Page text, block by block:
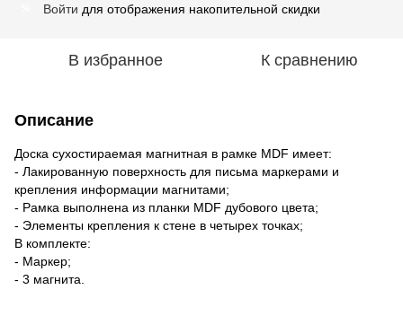
Войти для отображения накопительной скидки
В избранное К сравнению
Описание
Доска сухостираемая магнитная в рамке MDF имеет:
- Лакированную поверхность для письма маркерами и
крепления информации магнитами;
- Рамка выполнена из планки MDF дубового цвета;
- Элементы крепления к стене в четырех точках;
В комплекте:
- Маркер;
- 3 магнита.